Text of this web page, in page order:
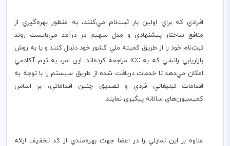
افرادي كه براي اولين بار ثبت‌نام مي‌كنند،‌ به منظور بهره‌گيري از
منافع ساختار پيشنهادي و مدل سهيم در درآمد مي‌بايست روند
ثبت‌نام خود را از طريق كميته ملي كشور خود دنبال كنند و يا به روش
بازاريابي رانشي كه بهICC مراجعه كرده‌اند. اين امر، به تيم آكادمي
امكان مي‌دهد تا خدمات دريافت شده از طريق سيستم را با توجه به
اقدامات تبليغاتي فردي و تصديق چنين اقداماتي، بر اساس
كميسيون‌هاي سالانه پيگيري نمايند.
علاوه بر اين تمايلي را در اعضا جهت بهره‌مندي از كد تخفيف ارائه